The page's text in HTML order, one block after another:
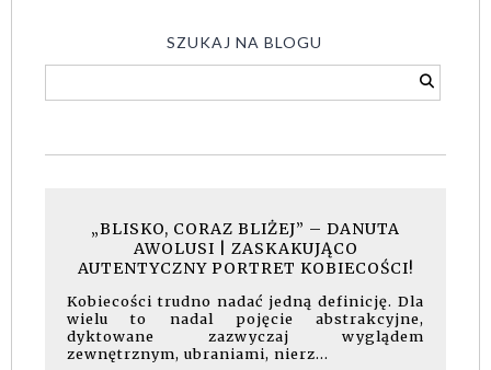
SZUKAJ NA BLOGU
„BLISKO, CORAZ BLIŻEJ” – DANUTA
AWOLUSI | ZASKAKUJĄCO
AUTENTYCZNY PORTRET KOBIECOŚCI!
Kobiecości trudno nadać jedną definicję. Dla
wielu to nadal pojęcie abstrakcyjne,
dyktowane zazwyczaj wyglądem
zewnętrznym, ubraniami, nierz...